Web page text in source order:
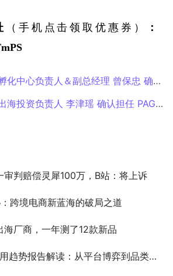
（手机点击领取优惠券）
：
总经理 曾保忠 确认担任 PAGC 2025丨第五届全球产品与增长展会 PAGC丨开幕峰会圆桌嘉宾
津瑶 确认担任 PAGC 2025丨第五届全球产品与增长展会 DTC品牌出海增长峰会演讲嘉宾
审判赔偿灵犀100万，B站：将上诉
跨境电商新蓝海的破局之道
海厂商，一年测了12款新品
读：从平台博弈到品类分化，系统化增长是应用突围唯一解